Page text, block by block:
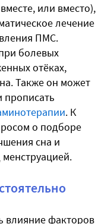
или вместо),
лечение
ПМС.
болевых
отёках,
Также он может
прописать
. К
о подборе
сна и
влияние факторов